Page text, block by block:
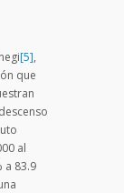
[5],
que
al
a 83.9